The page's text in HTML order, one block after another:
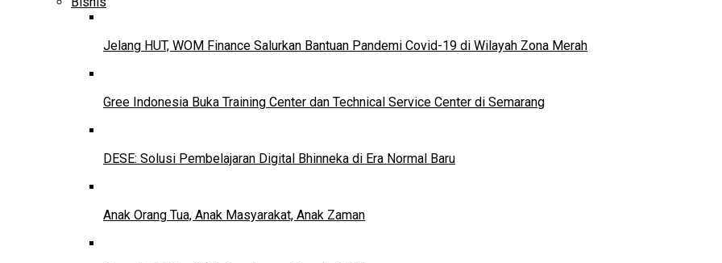
Jelang HUT, WOM Finance Salurkan Bantuan Pandemi Covid-19 di Wilayah Zona Merah
Gree Indonesia Buka Training Center dan Technical Service Center di Semarang
DESE: Solusi Pembelajaran Digital Bhinneka di Era Normal Baru
Anak Orang Tua, Anak Masyarakat, Anak Zaman